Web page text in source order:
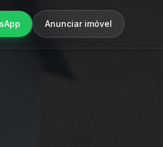
Anunciar imóvel